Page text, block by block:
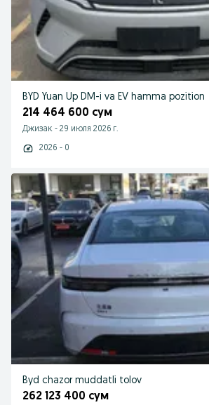
BYD Yuan Up DM-i va EV hamma pozition
214 464 600 сум
Джизак - 29 июля 2026 г.
2026 - 0
Byd chazor muddatli tolov
262 123 400 сум